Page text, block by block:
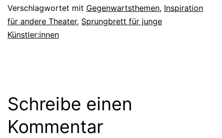
Verschlagwortet mit Gegenwartsthemen, Inspiration
für andere Theater, Sprungbrett für junge
Künstler:innen
Schreibe einen
Kommentar